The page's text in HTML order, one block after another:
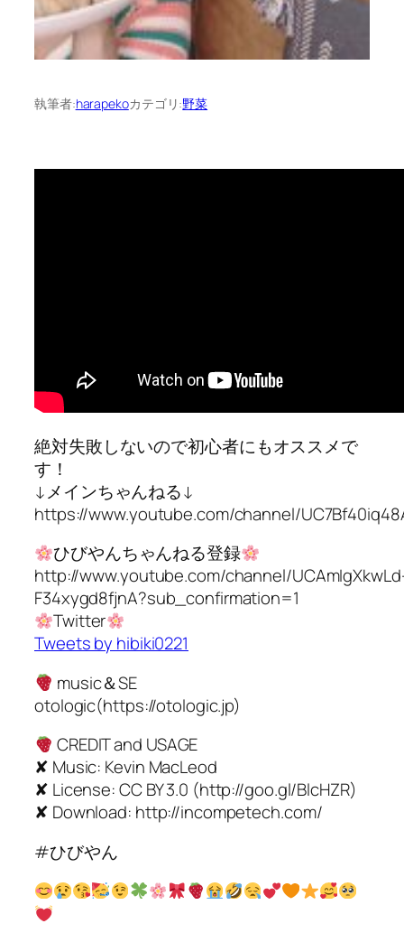
執筆者:harapekoカテゴリ:野菜
絶対失敗しないので初心者にもオススメで
す！
↓メインちゃんねる↓
https://www.youtube.com/channel/
ひびやんちゃんねる登録
http://www.youtube.com/channel/
F34xygd8fjnA?sub_confirmation=1
Twitter
Tweets by hibiki0221
music＆SE
otologic(https://otologic.jp)
CREDIT and USAGE
✘ Music: Kevin MacLeod
✘ License: CC BY 3.0 (http://goo.gl/BlcHZR)
✘ Download: http://incompetech.com/
#ひびやん